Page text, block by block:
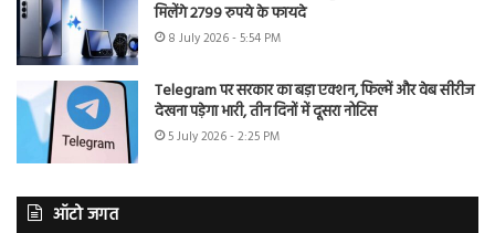
मिलेंगे 2799 रुपये के फायदे
8 July 2026 - 5:54 PM
Telegram पर सरकार का बड़ा एक्शन, फिल्में और वेब सीरीज
देखना पड़ेगा भारी, तीन दिनों में दूसरा नोटिस
5 July 2026 - 2:25 PM
ऑटो जगत